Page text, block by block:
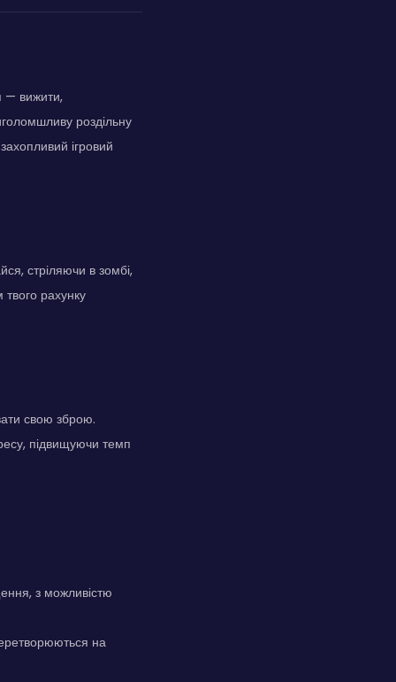
— вижити,
роздільну
ігровий
стріляючи в зомбі,
рахунку
свою зброю.
підвищуючи темп
з можливістю
на